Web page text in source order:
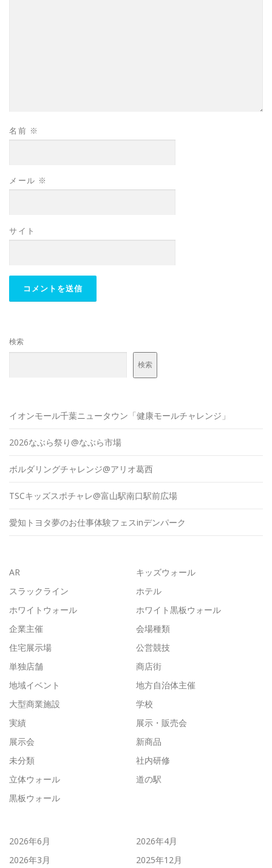
名前 ※
メール ※
サイト
検索
検索
イオンモール千葉ニュータウン「健康モールチャレンジ」
2026なぶら祭り@なぶら市場
ボルダリングチャレンジ@アリオ葛西
TSCキッズスポチャレ@富山駅南口駅前広場
愛知トヨタ夢のお仕事体験フェスinデンパーク
AR
キッズウォール
スラックライン
ホテル
ホワイトウォール
ホワイト黒板ウォール
企業主催
会場種類
住宅展示場
公営競技
単独店舗
商店街
地域イベント
地方自治体主催
大型商業施設
学校
実績
展示・販売会
展示会
新商品
未分類
社内研修
立体ウォール
道の駅
黒板ウォール
2026年6月
2026年4月
2026年3月
2025年12月